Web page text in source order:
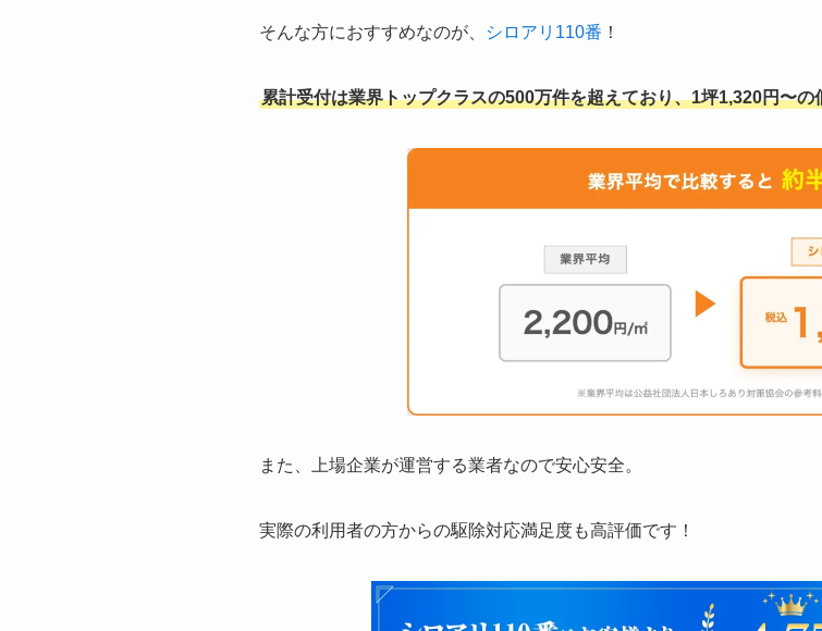
そんな方におすすめなのが、 シロアリ110番 ！
累計受付は業界トップクラスの500万件を超えており、1坪1,320円〜
また、上場企業が運営する業者なので安心安全。
実際の利用者の方からの駆除対応満足度も高評価です！